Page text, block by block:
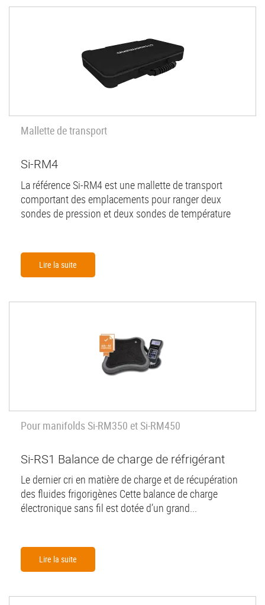
Mallette de transport
Si-RM4
La référence Si-RM4 est une mallette de transport
comportant des emplacements pour ranger deux
sondes de pression et deux sondes de température
Lire la suite
Pour manifolds Si-RM350 et Si-RM450
Si-RS1 Balance de charge de réfrigérant
Le dernier cri en matière de charge et de récupération
des fluides frigorigènes Cette balance de charge
électronique sans fil est dotée d’un grand...
Lire la suite